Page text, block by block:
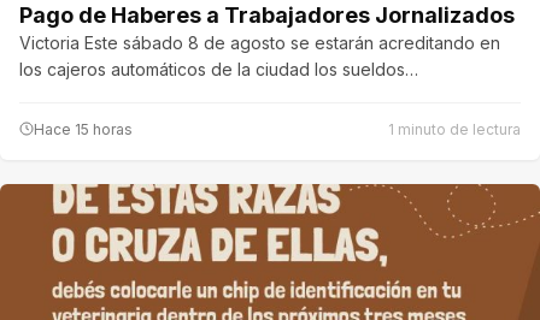
Pago de Haberes a Trabajadores Jornalizados
Victoria Este sábado 8 de agosto se estarán acreditando en
los cajeros automáticos de la ciudad los sueldos…
Hace 15 horas 1 minuto de lectura